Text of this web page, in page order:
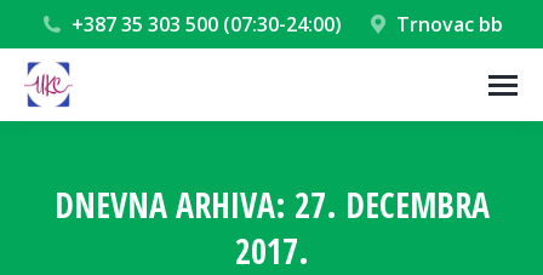
+387 35 303 500 (07:30-24:00) Trnovac bb
DNEVNA ARHIVA: 27. DECEMBRA
2017.